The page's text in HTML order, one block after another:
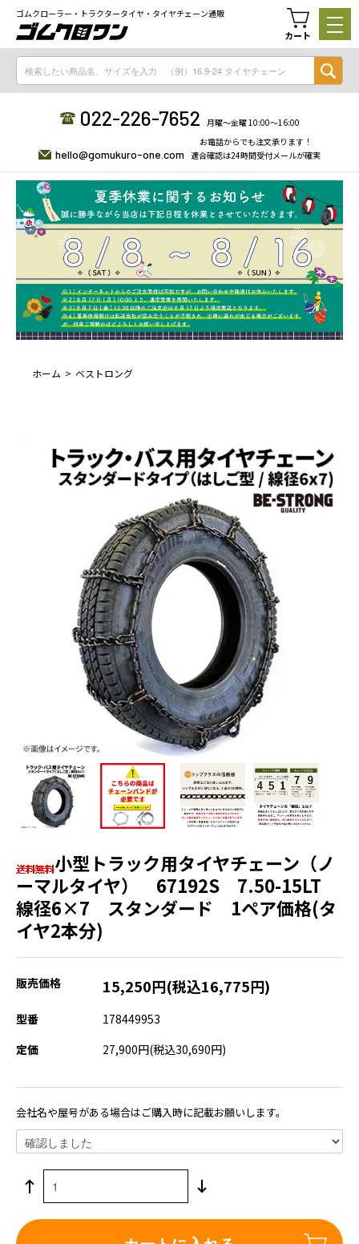
ゴムクローラー・トラクタータイヤ・タイヤチェーン通販
カート
022-226-7652 月曜〜金曜 10:00〜16:00
hello@gomukuro-one.com
お電話からでも注文承ります！
適合確認は24時間受付メールが確実
ホーム ベストロング
小型トラック用タイヤチェーン（ノ
ーマルタイヤ） 67192S 7.50-15LT
線径6×7 スタンダード 1ペア価格(タ
イヤ2本分)
販売価格 15,250円(税込16,775円)
型番
178449953
定価
27,900円(税込30,690円)
会社名や屋号がある場合はご購入時に記載お願いします。